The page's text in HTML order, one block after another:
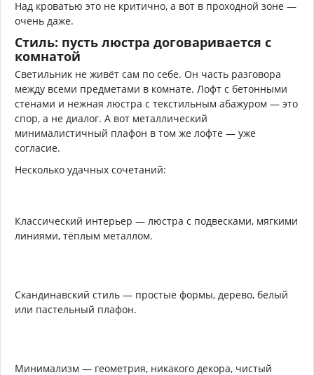
Над кроватью это не критично, а вот в проходной зоне —
очень даже.
Стиль: пусть люстра договаривается с
комнатой
Светильник не живёт сам по себе. Он часть разговора
между всеми предметами в комнате. Лофт с бетонными
стенами и нежная люстра с текстильным абажуром — это
спор, а не диалог. А вот металлический
минималистичный плафон в том же лофте — уже
согласие.
Несколько удачных сочетаний:
Классический интерьер — люстра с подвесками, мягкими
линиями, тёплым металлом.
Скандинавский стиль — простые формы, дерево, белый
или пастельный плафон.
Минимализм — геометрия, никакого декора, чистый